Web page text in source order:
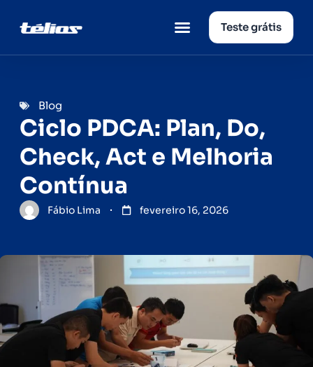
Teste grátis
Blog
Ciclo PDCA: Plan, Do,
Check, Act e Melhoria
Contínua
Fábio Lima fevereiro 16, 2026